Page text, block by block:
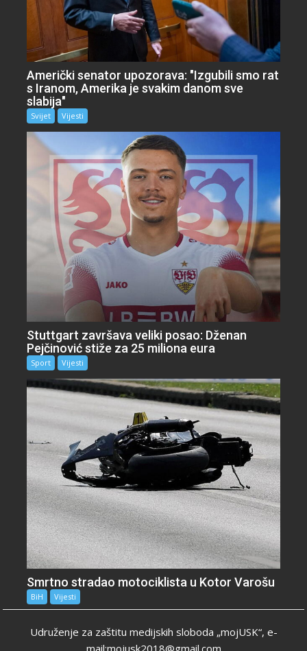
Američki senator upozorava: "Izgubili smo rat
s Iranom, Amerika je svakim danom sve
slabija"
Svijet Vijesti
Stuttgart završava veliki posao: Dženan
Pejčinović stiže za 25 miliona eura
Sport Vijesti
Smrtno stradao motociklista u Kotor Varošu
BiH Vijesti
Udruženje za zaštitu medijskih sloboda „mojUSK“, e-
mail:mojusk2018@gmail.com